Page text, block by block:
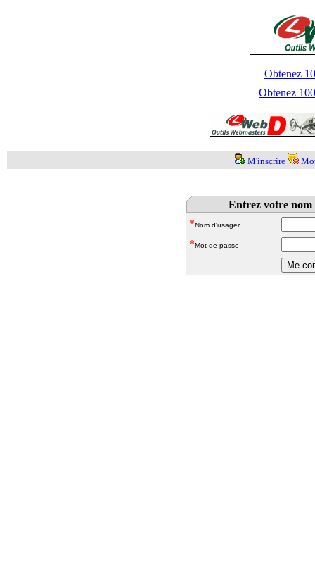
Obtenez
Obtenez
M'inscrire
Entrez votre nom
*Nom d'usager
*Mot de passe